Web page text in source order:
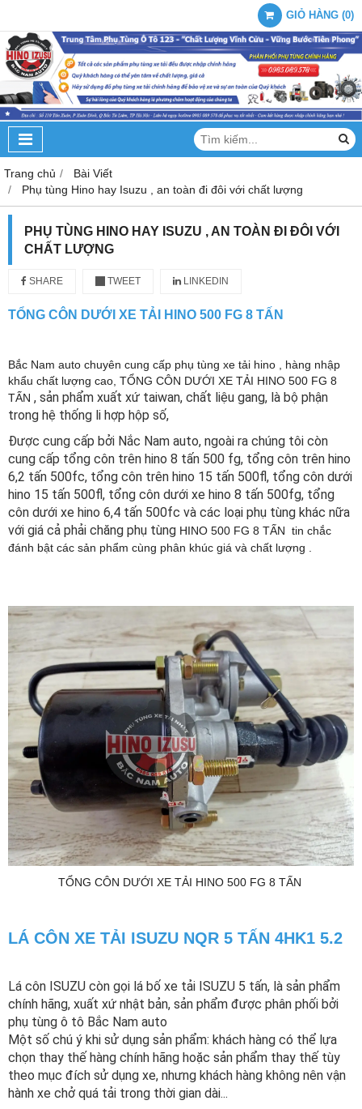
GIỎ HÀNG (0)
Trang chủ
Bài Viết
Phụ tùng Hino hay Isuzu , an toàn đi đôi với chất lượng
PHỤ TÙNG HINO HAY ISUZU , AN TOÀN ĐI ĐÔI VỚI
CHẤT LƯỢNG
SHARE TWEET LINKEDIN
TỔNG CÔN DƯỚI XE TẢI HINO 500 FG 8 TẤN
Bắc Nam auto chuyên cung cấp phụ tùng xe tải hino , hàng nhập
khẩu chất lượng cao, TỔNG CÔN DƯỚI XE TẢI HINO 500 FG 8
TẤN , sản phẩm xuất xứ taiwan, chất liệu gang, là bộ phận
trong hệ thống li hợp hộp số,
Được cung cấp bởi Nắc Nam auto, ngoài ra chúng tôi còn
cung cấp tổng côn trên hino 8 tấn 500 fg, tổng côn trên hino
6,2 tấn 500fc, tổng côn trên hino 15 tấn 500fl, tổng côn dưới
hino 15 tấn 500fl, tổng côn dưới xe hino 8 tấn 500fg, tổng
côn dưới xe hino 6,4 tấn 500fc và các loại phụ tùng khác nữa
với giá cả phải chăng phụ tùng HINO 500 FG 8 TẤN tin chắc
đánh bật các sản phẩm cùng phân khúc giá và chất lượng .
TỔNG CÔN DƯỚI XE TẢI HINO 500 FG 8 TẤN
LÁ CÔN XE TẢI ISUZU NQR 5 TẤN 4HK1 5.2
Lá côn ISUZU còn gọi lá bố xe tải ISUZU 5 tấn, là sản phẩm
chính hãng, xuất xứ nhật bản, sản phẩm được phân phối bởi
phụ tùng ô tô Bắc Nam auto
Một số chú ý khi sử dụng sản phẩm: khách hàng có thể lựa
chọn thay thế hàng chính hãng hoặc sản phẩm thay thế tùy
theo mục đích sử dụng xe, nhưng khách hàng không nên vận
hành xe chở quá tải trong thời gian dài...